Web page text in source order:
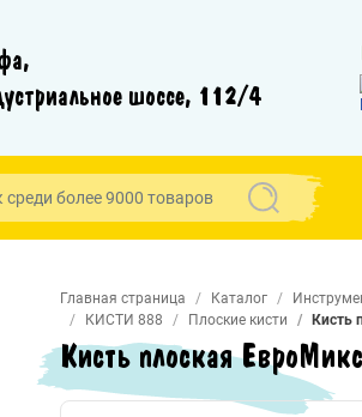
шоссе, 112/4
Главная страница Каталог
КИСТИ 888
Плоские кисти Кисть
Кисть плоская